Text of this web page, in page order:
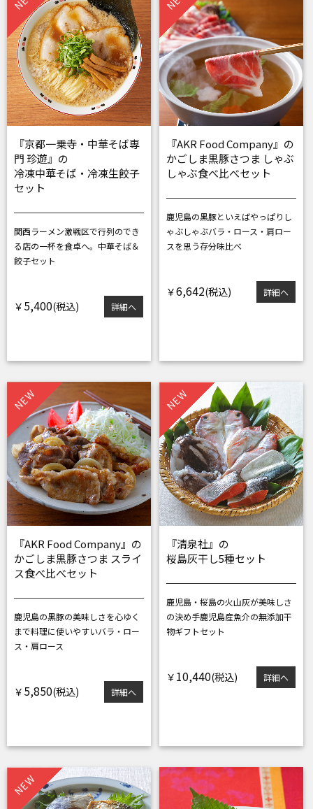
『京都一乗寺・中華そば専
門 珍遊』の
冷凍中華そば・冷凍生餃子
セット
関西ラーメン激戦区で行列のでき
る店の一杯を食卓へ。中華そば＆
餃子セット
￥ 5,400 詳細へ
『AKR Food Company』の
かごしま黒豚さつま しゃぶ
しゃぶ食べ比べセット
鹿児島の黒豚といえばやっぱりし
ゃぶしゃぶバラ・ロース・肩ロー
スを思う存分味比べ
￥6,642 詳細へ
NEW
『AKR Food Company』の
かごしま黒豚さつま スライ
ス食べ比べセット
鹿児島の黒豚の美味しさを心ゆく
まで料理に使いやすいバラ・ロー
ス・肩ロース
￥ 5,850 詳細へ
NEW
『清泉社』の
桜島灰干し5種セット
鹿児島・桜島の火山灰が美味しさ
の決め手鹿児島産魚介の無添加干
物ギフトセット
￥ 10,440 詳細へ
NEW